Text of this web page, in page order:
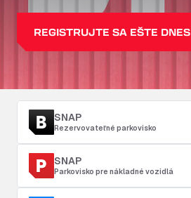
REGISTRUJTE SA EŠTE DNES
SNAP
Rezervovateľné parkovisko
SNAP
Parkovisko pre nákladné vozidlá